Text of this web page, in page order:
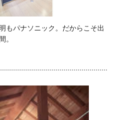
もパナソニック。だからこそ出
。